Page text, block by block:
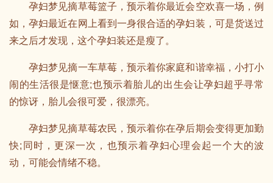
孕妇梦见摘草莓篮子，预示着你最近会空欢喜一场，例
如，孕妇最近在网上看到一身很合适的孕妇装，可是货送过
来之后才发现，这个孕妇装还是瘦了。
孕妇梦见摘一车草莓，预示着你家庭和谐幸福，小打小
闹的生活很是惬意;也预示着胎儿的出生会让孕妇超乎寻常
的惊讶，胎儿会很可爱，很漂亮。
孕妇梦见摘草莓农民，预示着你在孕后期会变得更加勤
快;同时，更深一次，也预示着孕妇心理会起一个大的波
动，可能会情绪不稳。